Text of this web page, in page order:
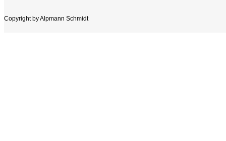
Copyright by Alpmann Schmidt